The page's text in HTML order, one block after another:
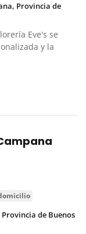
Provincia de
Eve's se
y la
de Buenos